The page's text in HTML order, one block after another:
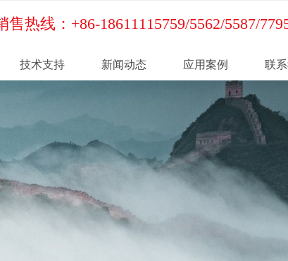
技术支持 新闻动态 应用案例 联
售热线：+86-18611115759/5562/5587/